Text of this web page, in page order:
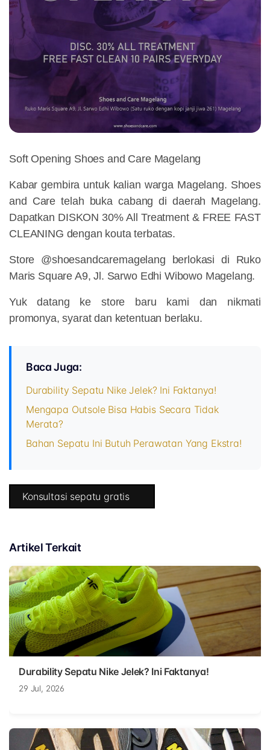
Soft Opening Shoes and Care Magelang
Kabar gembira untuk kalian warga Magelang. Shoes
and Care telah buka cabang di daerah Magelang.
Dapatkan DISKON 30% All Treatment & FREE FAST
CLEANING dengan kouta terbatas.
Store @shoesandcaremagelang berlokasi di Ruko
Maris Square A9, Jl. Sarwo Edhi Wibowo Magelang.
Yuk datang ke store baru kami dan nikmati
promonya, syarat dan ketentuan berlaku.
Baca Juga:
Durability Sepatu Nike Jelek? Ini Faktanya!
Mengapa Outsole Bisa Habis Secara Tidak
Merata?
Bahan Sepatu Ini Butuh Perawatan Yang Ekstra!
Konsultasi sepatu gratis
Artikel Terkait
Durability Sepatu Nike Jelek? Ini Faktanya!
29 Jul, 2026